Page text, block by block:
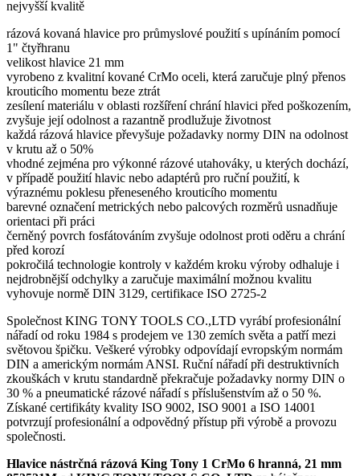
nejvyšší kvalitě
rázová kovaná hlavice pro průmyslové použití s upínáním pomocí
1" čtyřhranu
velikost hlavice 21 mm
vyrobeno z kvalitní kované CrMo oceli, která zaručuje plný přenos
krouticího momentu beze ztrát
zesílení materiálu v oblasti rozšíření chrání hlavici před poškozením,
zvyšuje její odolnost a razantně prodlužuje životnost
každá rázová hlavice převyšuje požadavky normy DIN na odolnost
v krutu až o 50%
vhodné zejména pro výkonné rázové utahováky, u kterých dochází,
v případě použití hlavic nebo adaptérů pro ruční použití, k
výraznému poklesu přeneseného krouticího momentu
barevné označení metrických nebo palcových rozměrů usnadňuje
orientaci při práci
černěný povrch fosfátováním zvyšuje odolnost proti oděru a chrání
před korozí
pokročilá technologie kontroly v každém kroku výroby odhaluje i
nejdrobnější odchylky a zaručuje maximální možnou kvalitu
vyhovuje normě DIN 3129, certifikace ISO 2725-2
Společnost KING TONY TOOLS CO.,LTD vyrábí profesionální
nářadí od roku 1984 s prodejem ve 130 zemích světa a patří mezi
světovou špičku. Veškeré výrobky odpovídají evropským normám
DIN a americkým normám ANSI. Ruční nářadí při destruktivních
zkouškách v krutu standardně překračuje požadavky normy DIN o
30 % a pneumatické rázové nářadí s příslušenstvím až o 50 %.
Získané certifikáty kvality ISO 9002, ISO 9001 a ISO 14001
potvrzují profesionální a odpovědný přístup při výrobě a provozu
společnosti.
Hlavice nástrčná rázová King Tony 1 CrMo 6 hranná, 21 mm